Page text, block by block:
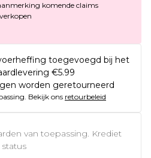
komende claims
toegevoegd bij het
€5.99
worden geretourneerd
Bekijk ons retourbeleid
van toepassing. Krediet